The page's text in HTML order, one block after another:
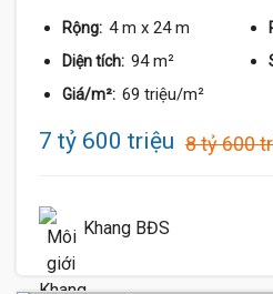
Rộng: 4 m x 24 m
Diện tích: 94 m²
Giá/m²: 69 triệu/m²
7 tỷ 600 triệu 8 tỷ 600
Khang BĐS